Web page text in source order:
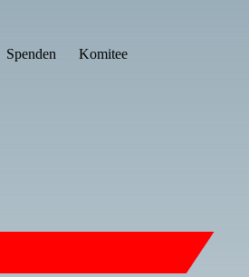
Spenden Komitee